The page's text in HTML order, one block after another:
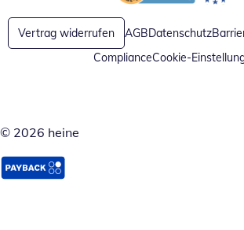
Öffnet in neuem Fenster
Öffnet
Vertrag widerrufen AGBDatenschutz
ComplianceCookie-
© 2026 heine